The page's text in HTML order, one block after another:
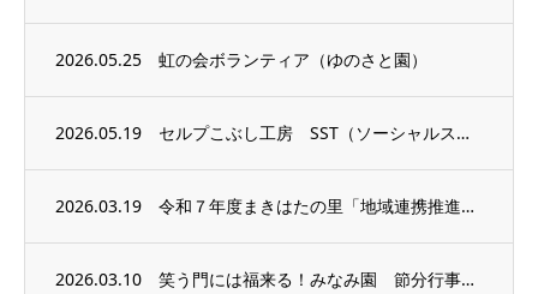
2026.05.25 虹の会ボランティア（ゆのさと園）
2026.05.19 セルプこぶし工房 SST（ソーシャルスキルトレーニング）を 行いました！
2026.03.19 令和７年度まきはたの里「地域連携推進会議」を開催しました
2026.03.10 笑う門には福来る！みなみ園 節分行事（レクリエーション）